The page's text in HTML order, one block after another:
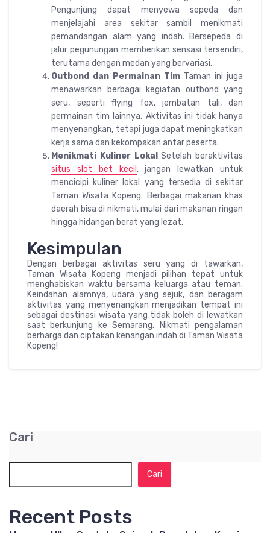
Pengunjung dapat menyewa sepeda dan
menjelajahi area sekitar sambil menikmati
pemandangan alam yang indah. Bersepeda di
jalur pegunungan memberikan sensasi tersendiri,
terutama dengan medan yang bervariasi.
Outbond dan Permainan Tim Taman ini juga
menawarkan berbagai kegiatan outbond yang
seru, seperti flying fox, jembatan tali, dan
permainan tim lainnya. Aktivitas ini tidak hanya
menyenangkan, tetapi juga dapat meningkatkan
kerja sama dan kekompakan antar peserta.
Menikmati Kuliner Lokal Setelah beraktivitas
situs slot bet kecil , jangan lewatkan untuk
mencicipi kuliner lokal yang tersedia di sekitar
Taman Wisata Kopeng. Berbagai makanan khas
daerah bisa di nikmati, mulai dari makanan ringan
hingga hidangan berat yang lezat.
Kesimpulan
Dengan berbagai aktivitas seru yang di tawarkan,
Taman Wisata Kopeng menjadi pilihan tepat untuk
menghabiskan waktu bersama keluarga atau teman.
Keindahan alamnya, udara yang sejuk, dan beragam
aktivitas yang menyenangkan menjadikan tempat ini
sebagai destinasi wisata yang tidak boleh di lewatkan
saat berkunjung ke Semarang. Nikmati pengalaman
berharga dan ciptakan kenangan indah di Taman Wisata
Kopeng!
Cari
Cari
Recent Posts